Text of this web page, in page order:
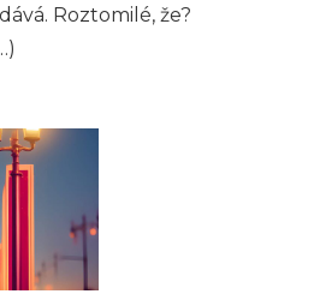
Roztomilé, že?